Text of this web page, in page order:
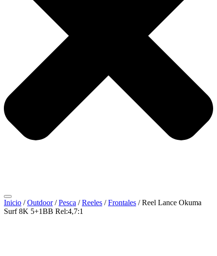
Inicio /Outdoor/Pesca /Reeles /Frontales / Reel Lance Okuma
Surf 8K 5+1BB Rel:4,7:1